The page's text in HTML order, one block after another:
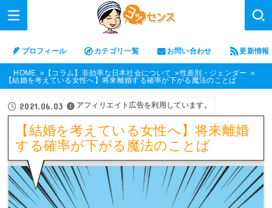
プロフィール カテゴリ一覧 お問い合わせ 更新情報
HOME 【コラム】非効率な日本社会について
性差別・ジェンダー
【結婚を考えている女性へ】将来離婚する確率が下がる魔法のことば
2021.06.03 アフィリエイト広告を利用しています。
【結婚を考えている女性へ】将来離婚
する確率が下がる魔法のことば